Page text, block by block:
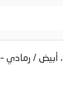
60 لتر، 3 سرعات، أبيض / رمادي –